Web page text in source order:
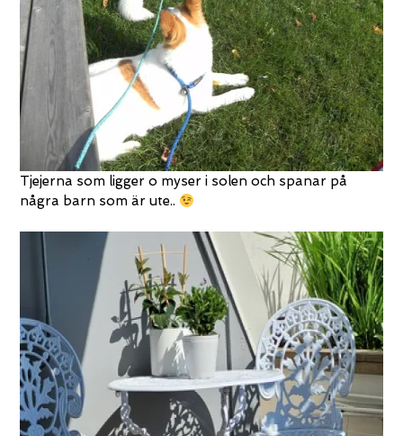
Tjejerna som ligger o myser i solen och spanar på
några barn som är ute..